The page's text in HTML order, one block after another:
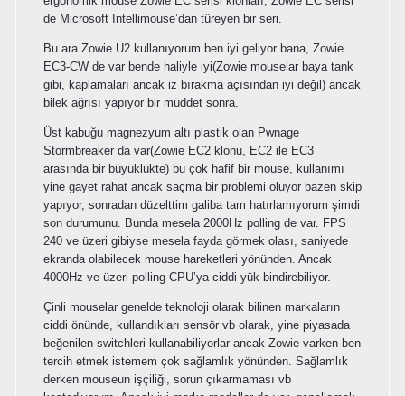
de Microsoft Intellimouse’dan türeyen bir seri.
Bu ara Zowie U2 kullanıyorum ben iyi geliyor bana, Zowie
EC3-CW de var bende haliyle iyi(Zowie mouselar baya tank
gibi, kaplamaları ancak iz bırakma açısından iyi değil) ancak
bilek ağrısı yapıyor bir müddet sonra.
Üst kabuğu magnezyum altı plastik olan Pwnage
Stormbreaker da var(Zowie EC2 klonu, EC2 ile EC3
arasında bir büyüklükte) bu çok hafif bir mouse, kullanımı
yine gayet rahat ancak saçma bir problemi oluyor bazen skip
yapıyor, sonradan düzelttim galiba tam hatırlamıyorum şimdi
son durumunu. Bunda mesela 2000Hz polling de var. FPS
240 ve üzeri gibiyse mesela fayda görmek olası, saniyede
ekranda olabilecek mouse hareketleri yönünden. Ancak
4000Hz ve üzeri polling CPU’ya ciddi yük bindirebiliyor.
Çinli mouselar genelde teknoloji olarak bilinen markaların
ciddi önünde, kullandıkları sensör vb olarak, yine piyasada
beğenilen switchleri kullanabiliyorlar ancak Zowie varken ben
tercih etmek istemem çok sağlamlık yönünden. Sağlamlık
derken mouseun işçiliği, sorun çıkarmaması vb